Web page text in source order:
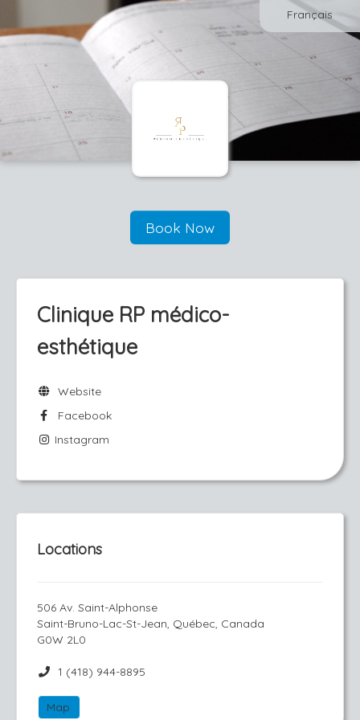
Français
Book Now
Clinique RP médico-
esthétique
Website
Facebook
Instagram
Locations
506 Av. Saint-Alphonse
Saint-Bruno-Lac-St-Jean, Québec, Canada
G0W 2L0
1 (418) 944-8895
Map